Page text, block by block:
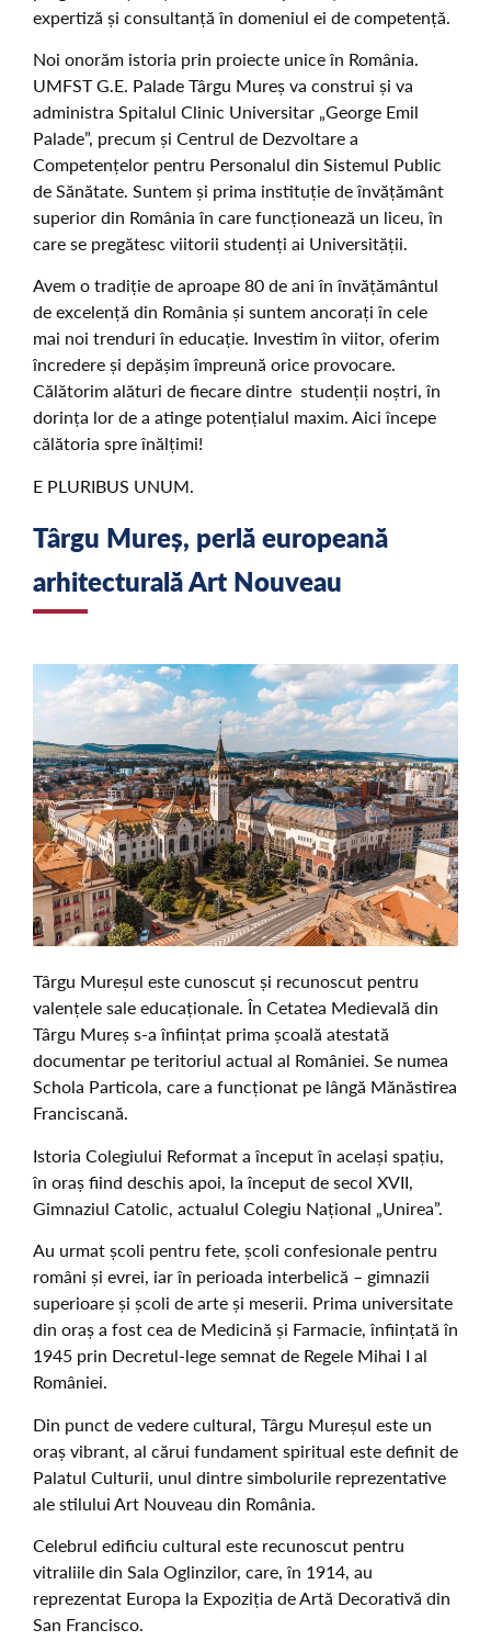
expertiză și consultanță în domeniul ei de competență.
Noi onorăm istoria prin proiecte unice în România.
UMFST G.E. Palade Târgu Mureș va construi și va
administra Spitalul Clinic Universitar „George Emil
Palade”, precum și Centrul de Dezvoltare a
Competențelor pentru Personalul din Sistemul Public
de Sănătate. Suntem și prima instituție de învățământ
superior din România în care funcționează un liceu, în
care se pregătesc viitorii studenți ai Universității.
Avem o tradiție de aproape 80 de ani în învățământul
de excelență din România și suntem ancorați în cele
mai noi trenduri în educație. Investim în viitor, oferim
încredere și depășim împreună orice provocare.
Călătorim alături de fiecare dintre studenții noștri, în
dorința lor de a atinge potențialul maxim. Aici începe
călătoria spre înălțimi!
E PLURIBUS UNUM.
Târgu Mureș, perlă europeană
arhitecturală Art Nouveau
Târgu Mureșul este cunoscut și recunoscut pentru
valențele sale educaționale. În Cetatea Medievală din
Târgu Mureș s-a înființat prima școală atestată
documentar pe teritoriul actual al României. Se numea
Schola Particola, care a funcționat pe lângă Mănăstirea
Franciscană.
Istoria Colegiului Reformat a început în același spațiu,
în oraș fiind deschis apoi, la început de secol XVII,
Gimnaziul Catolic, actualul Colegiu Național „Unirea”.
Au urmat școli pentru fete, școli confesionale pentru
români și evrei, iar în perioada interbelică – gimnazii
superioare și școli de arte și meserii. Prima universitate
din oraș a fost cea de Medicină și Farmacie, înființată în
1945 prin Decretul-lege semnat de Regele Mihai I al
României.
Din punct de vedere cultural, Târgu Mureșul este un
oraș vibrant, al cărui fundament spiritual este definit de
Palatul Culturii, unul dintre simbolurile reprezentative
ale stilului Art Nouveau din România.
Celebrul edificiu cultural este recunoscut pentru
vitraliile din Sala Oglinzilor, care, în 1914, au
reprezentat Europa la Expoziția de Artă Decorativă din
San Francisco.